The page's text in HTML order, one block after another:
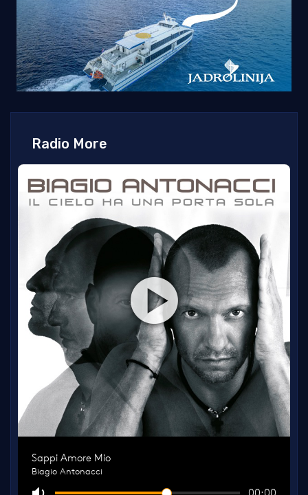
Radio More